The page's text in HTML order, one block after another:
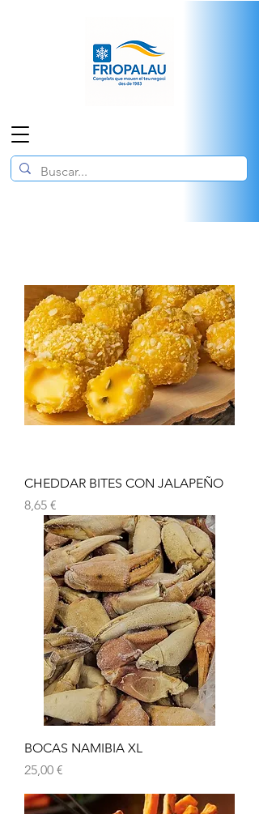
CHEDDAR BITES CON JALAPEÑO
Preu
8,65 €
BOCAS NAMIBIA XL
Preu
25,00 €